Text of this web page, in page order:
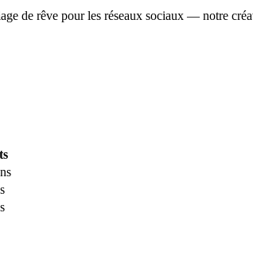
de rêve pour les réseaux sociaux — notre